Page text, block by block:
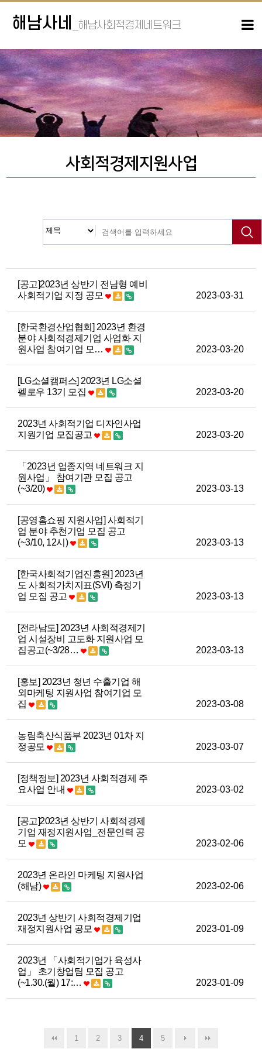
해남사네 _해남사회적경제네트워크
사회적경제지원사업
[공고]2023년 상반기 전남형 예비
사회적기업 지정 공모
2023-03-31
[한국환경산업협회] 2023년 환경
분야 사회적경제기업 사업화 지
원사업 참여기업 모…
2023-03-20
[LG소셜캠퍼스] 2023년 LG소셜
펠로우 13기 모집
2023-03-20
2023년 사회적기업 디자인사업
지원기업 모집공고
2023-03-20
「2023년 업종지역 네트워크 지
원사업」 참여기관 모집 공고
(~3/20)
2023-03-13
[공영홈쇼핑 지원사업] 사회적기
업 분야 추천기업 모집 공고
(~3/10, 12시)
2023-03-13
[한국사회적기업진흥원] 2023년
도 사회적가치지표(SVI) 측정기
업 모집 공고
2023-03-13
[전라남도] 2023년 사회적경제기
업 시설장비 고도화 지원사업 모
집공고(~3/28…
2023-03-13
[홍보] 2023년 청년 수출기업 해
외마케팅 지원사업 참여기업 모
집
2023-03-08
농림축산식품부 2023년 01차 지
정공모
2023-03-07
[정책정보] 2023년 사회적경제 주
요사업 안내
2023-03-02
[공고]2023년 상반기 사회적경제
기업 재정지원사업_전문인력 공
모
2023-02-06
2023년 온라인 마케팅 지원사업
(해남)
2023-02-06
2023년 상반기 사회적경제기업
재정지원사업 공모
2023-01-09
2023년 「사회적기업가 육성사
업」 초기창업팀 모집 공고
(~1.30.(월) 17:…
2023-01-09
1 2 3 4 5